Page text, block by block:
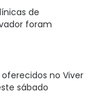
de
foram
no Viver
sábado